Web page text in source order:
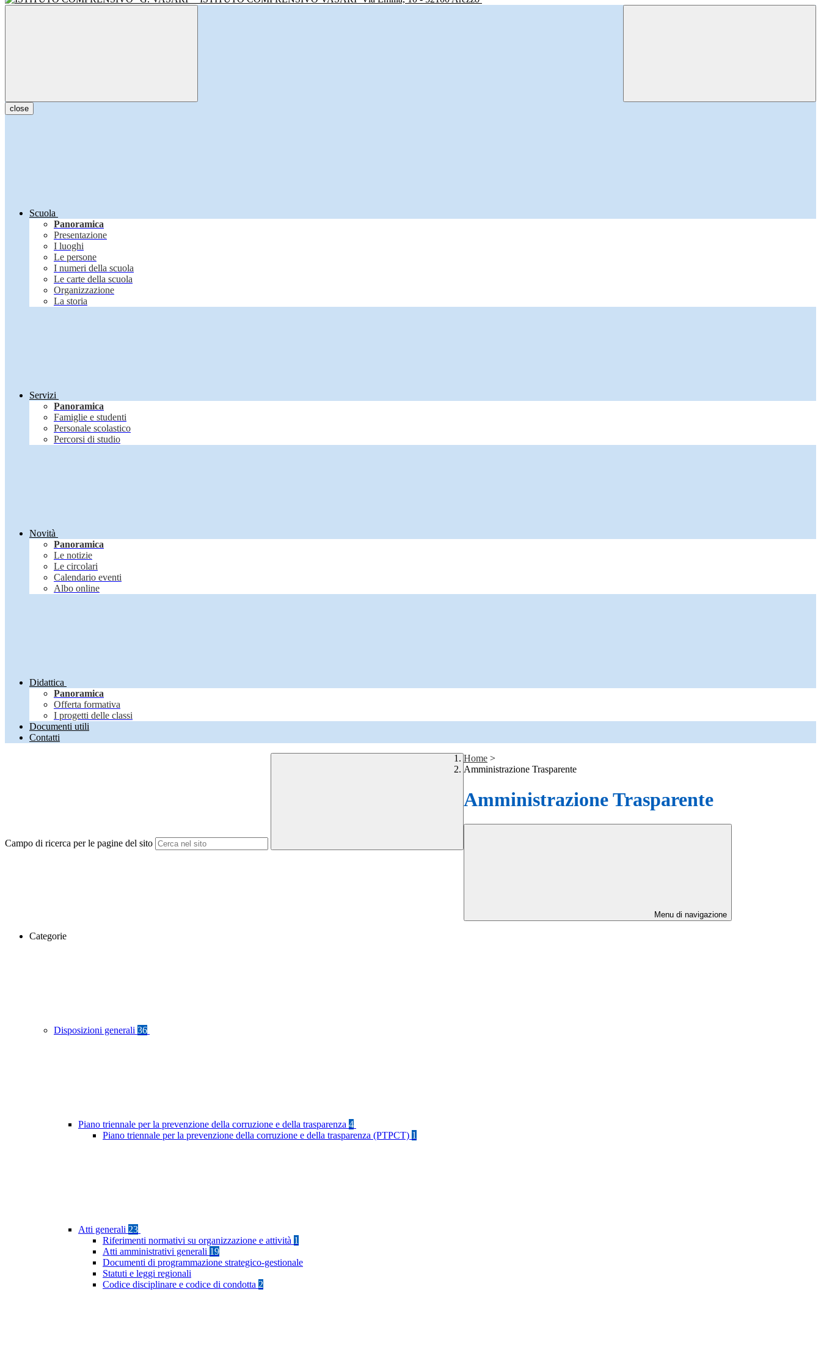
close
Scuola
Panoramica
Presentazione
I luoghi
Le persone
I numeri della scuola
Le carte della scuola
Organizzazione
La storia
Servizi
Panoramica
Famiglie e studenti
Personale scolastico
Percorsi di studio
Novità
Panoramica
Le notizie
Le circolari
Calendario eventi
Albo online
Didattica
Panoramica
Offerta formativa
I progetti delle classi
Documenti utili
Contatti
Campo di ricerca per le pagine del sito
Home >
Amministrazione Trasparente
Amministrazione Trasparente
Menu di navigazione
Categorie
Disposizioni generali 36
Piano triennale per la prevenzione della corruzione e della trasparenza 4
Piano triennale per la prevenzione della corruzione e della trasparenza (PTPCT) 1
Atti generali 23
Riferimenti normativi su organizzazione e attività 1
Atti amministrativi generali 19
Documenti di programmazione strategico-gestionale
Statuti e leggi regionali
Codice disciplinare e codice di condotta 2